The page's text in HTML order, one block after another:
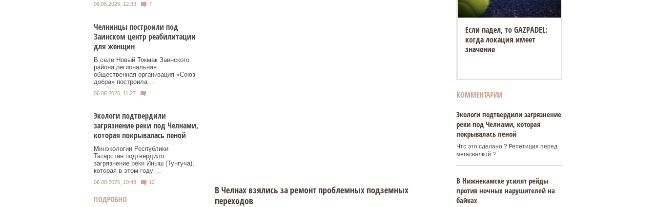
06.08.2026, 12:33 7
Челнинцы построили под
Заинском центр реабилитации
для женщин
В селе Новый Токмак Заинского
района региональная
общественная организация «Союз
добра» построила ...
06.08.2026, 11:27
Экологи подтвердили
загрязнение реки под Челнами,
которая покрывалась пеной
Минэкологии Республики
Татарстан подтвердило
загрязнение реки Иныш (Тунгуча),
которая в этом году ...
06.08.2026, 10:48 12
ПОДРОБНО
В Челнах взялись за ремонт проблемных подземных
переходов
Если падел, то GAZPADEL:
когда локация имеет
значение
КОММЕНТАРИИ
Экологи подтвердили загрязнение
реки под Челнами, которая
покрывалась пеной
Что это сделано ? Репетиция перед
мегасвалкой ?
В Нижнекамске усилят рейды
против ночных нарушителей на
байках